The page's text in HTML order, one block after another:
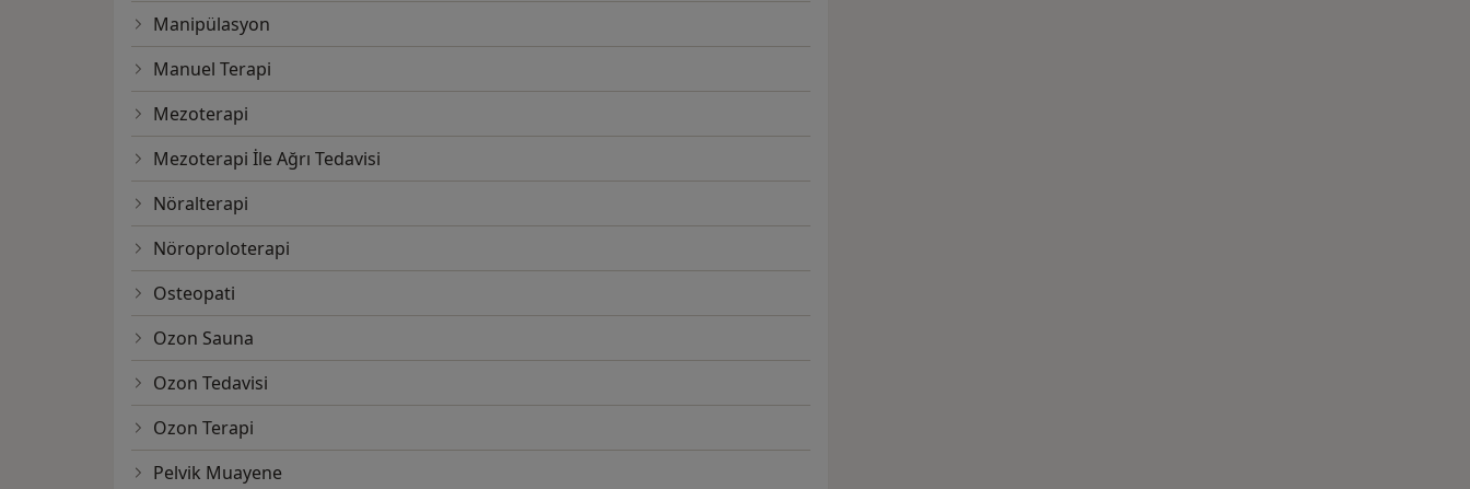
Manipülasyon
Manuel Terapi
Mezoterapi
Mezoterapi İle Ağrı Tedavisi
Nöralterapi
Nöroproloterapi
Osteopati
Ozon Sauna
Ozon Tedavisi
Ozon Terapi
Pelvik Muayene